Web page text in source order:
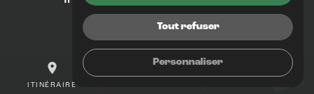
place
ITINÉRAIRE
mail
Mentions légales
Politique de confidentialité
Gestion des cookies
Tout refuser
Personnaliser